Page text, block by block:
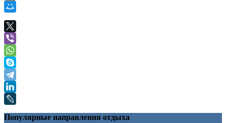
Популярные направления отдыха